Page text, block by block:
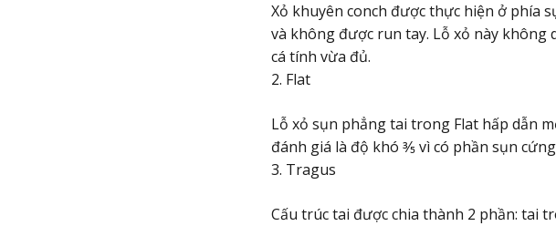
Xỏ khuyên conch được thực hiện ở phía
và không được run tay. Lỗ xỏ này
cá tính vừa đủ.
2. Flat
Lỗ xỏ sụn phẳng tai trong Flat hấp dẫn
đánh giá là độ khó ⅗ vì có phần sụn
3. Tragus
Cấu trúc tai được chia thành 2 phần: tai